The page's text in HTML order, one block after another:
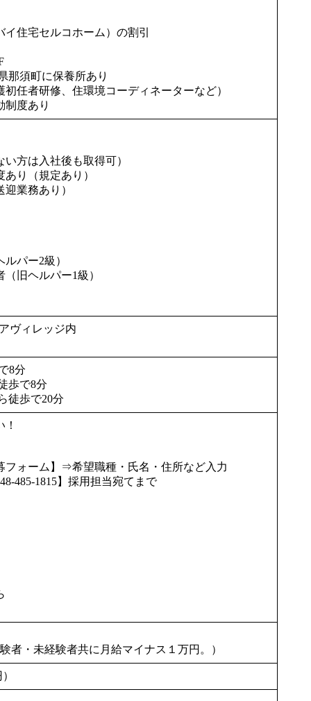
住宅セルコホーム）の割引
那須町に保養所あり
初任者研修、住環境コーディネーターなど）
制度あり
方は入社後も取得可）
規定あり）
業務あり）
パー2級）
旧ヘルパー1級）
ヴィレッジ内
8分
歩で8分
徒歩で20分
フォーム】⇒希望職種・氏名・住所など入力
485-1815】採用担当宛てまで
・未経験者共に月給マイナス１万円。）